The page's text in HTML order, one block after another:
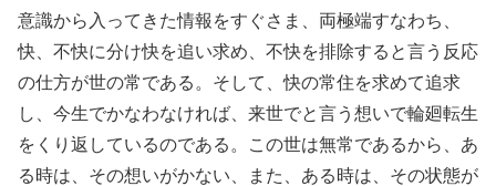
意識から入ってきた情報をすぐさま、両極端すなわち、
快、不快に分け快を追い求め、不快を排除すると言う反応
の仕方が世の常である。そして、快の常住を求めて追求
し、今生でかなわなければ、来世でと言う想いで輪廻転生
をくり返しているのである。この世は無常であるから、あ
る時は、その想いがかない、また、ある時は、その状態が